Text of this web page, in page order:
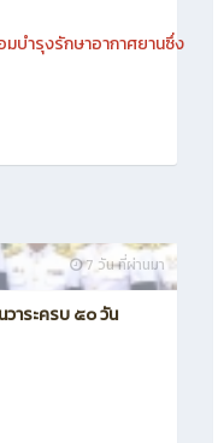
ต์ Collaborative Robot
มบำรุงรักษาอากาศยาน